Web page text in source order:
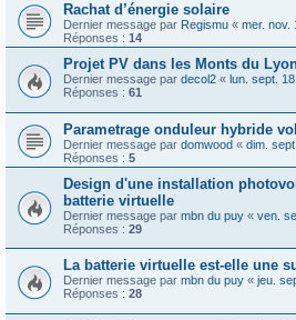
Rachat d’énergie solaire
Dernier message par Regismu « mer. nov.
Réponses : 14
Projet PV dans les Monts du
Dernier message par decol2 « lun. sept.
Réponses : 61
Parametrage onduleur hybride
Dernier message par domwood « dim.
Réponses : 5
Design d'une installation
batterie virtuelle
Dernier message par mbn du puy « ven.
Réponses : 29
La batterie virtuelle est-elle une
Dernier message par mbn du puy « jeu.
Réponses : 28